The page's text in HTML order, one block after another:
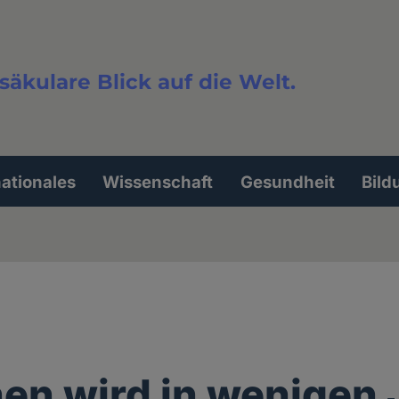
Blick auf die Welt.
Wissenschaft Gesundheit